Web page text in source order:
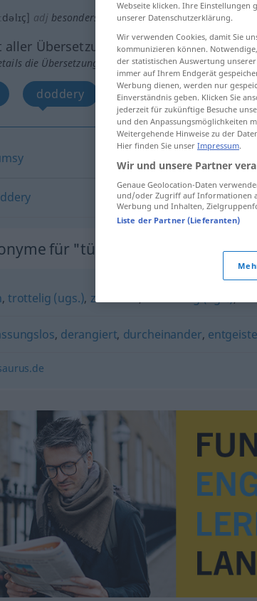
adj besonders NORDD UMG
aller Übersetzungen
die Übersetzung anklicken/antippen)
doddery
für "tüdelig"
, trottelig (ugs.), zerstreut
, derangiert, durcheinander,
Webseite klicken. Ihre Einstellungen
unserer Datenschutzerklärung.
Wir verwenden Cookies, damit Sie
kommunizieren können.
der statistischen Auswertung
immer auf Ihrem Endgerät
Werbung dienen, werden nur
Einverständnis geben. Klicken Sie
jederzeit für zukünftige Besuche
und den Anpassungsmöglichkeiten
Weitergehende Hinweise zu der
Hier finden Sie unser Impressum.
Wir und unsere Partner
Genaue Geolocation-Daten
und/oder Zugriff auf Informationen
Werbung und Inhalten,
Liste der Partner (Lieferanten)